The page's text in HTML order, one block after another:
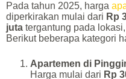
Pada tahun 2025, harga
diperkirakan mulai dari Rp
juta tergantung pada
Berikut beberapa kategori
Apartemen di
Harga mulai dari Rp